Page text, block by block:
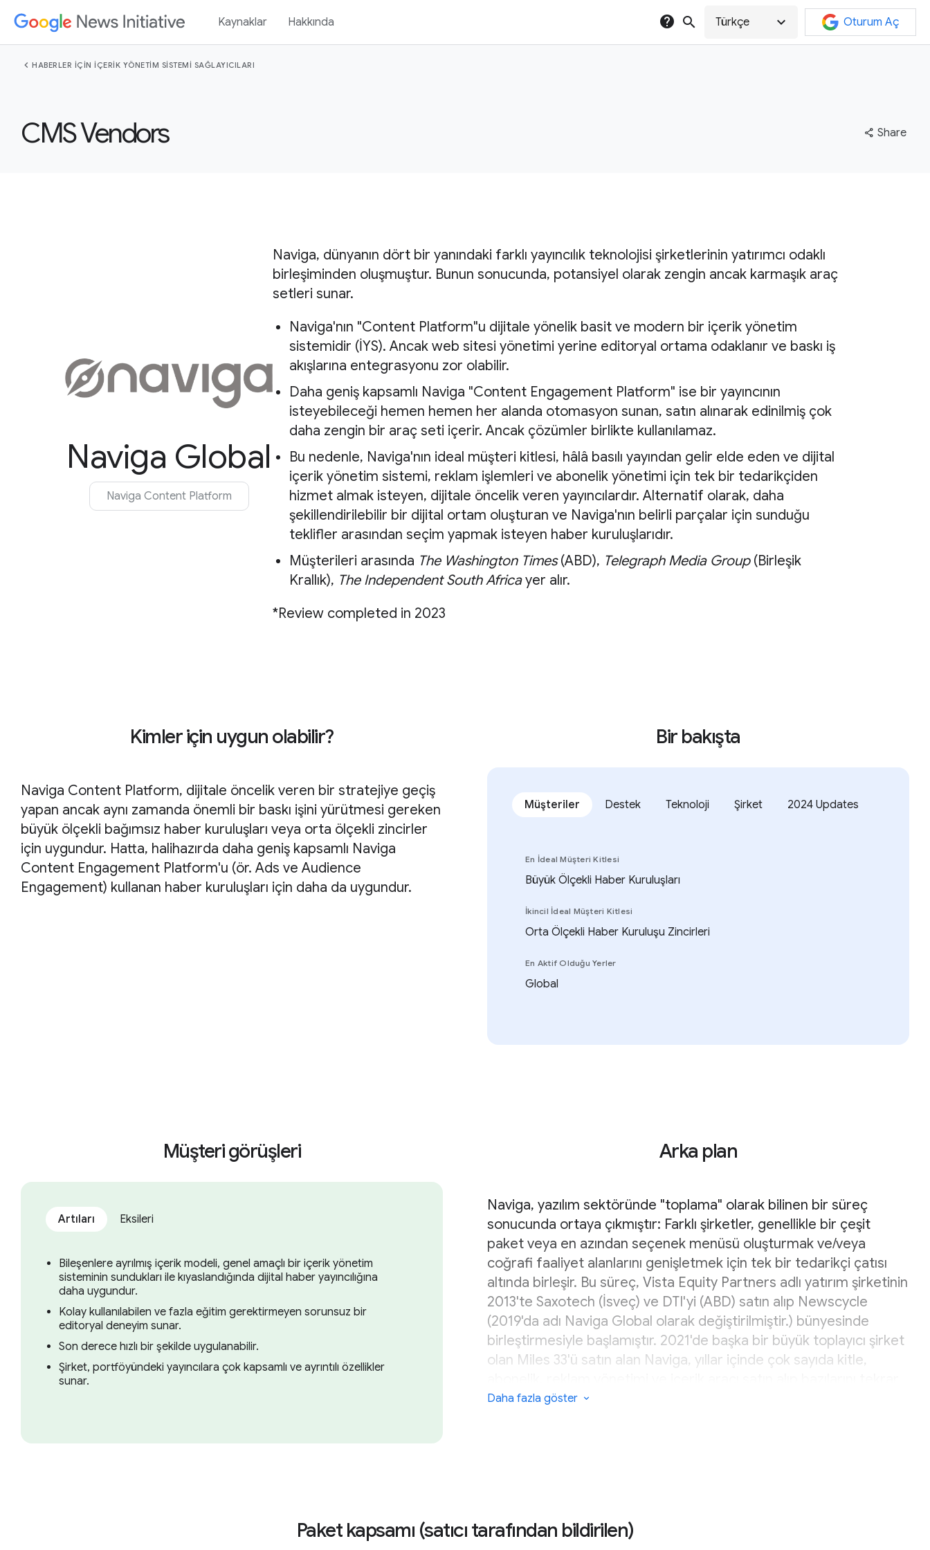
Kaynaklar Hakkında help search Türkçe expand_more Oturum Aç
chevron_left HABERLER IÇIN IÇERIK YÖNETIM SISTEMI SAĞLAYICILARI
CMS Vendors share Share
Naviga Global
Naviga Content Platform
Naviga, dünyanın dört bir yanındaki farklı yayıncılık teknolojisi şirketlerinin yatırımcı odaklı
birleşiminden oluşmuştur. Bunun sonucunda, potansiyel olarak zengin ancak karmaşık araç
setleri sunar.
Naviga'nın "Content Platform"u dijitale yönelik basit ve modern bir içerik yönetim
sistemidir (İYS). Ancak web sitesi yönetimi yerine editoryal ortama odaklanır ve baskı iş
akışlarına entegrasyonu zor olabilir.
Daha geniş kapsamlı Naviga "Content Engagement Platform" ise bir yayıncının
isteyebileceği hemen hemen her alanda otomasyon sunan, satın alınarak edinilmiş çok
daha zengin bir araç seti içerir. Ancak çözümler birlikte kullanılamaz.
Bu nedenle, Naviga'nın ideal müşteri kitlesi, hâlâ basılı yayından gelir elde eden ve dijital
içerik yönetim sistemi, reklam işlemleri ve abonelik yönetimi için tek bir tedarikçiden
hizmet almak isteyen, dijitale öncelik veren yayıncılardır. Alternatif olarak, daha
şekillendirilebilir bir dijital ortam oluşturan ve Naviga'nın belirli parçalar için sunduğu
teklifler arasından seçim yapmak isteyen haber kuruluşlarıdır.
Müşterileri arasında The Washington Times(ABD), Telegraph Media Group(Birleşik
Krallık), The Independent South Africayer alır.
*Review completed in 2023
Kimler için uygun olabilir?
Naviga Content Platform, dijitale öncelik veren bir stratejiye geçiş
yapan ancak aynı zamanda önemli bir baskı işini yürütmesi gereken
büyük ölçekli bağımsız haber kuruluşları veya orta ölçekli zincirler
için uygundur. Hatta, halihazırda daha geniş kapsamlı Naviga
Content Engagement Platform'u (ör. Ads ve Audience
Engagement) kullanan haber kuruluşları için daha da uygundur.
Bir bakışta
Müşteriler Destek Teknoloji Şirket 2024 Updates
En İdeal Müşteri Kitlesi
Büyük Ölçekli Haber Kuruluşları
İkincil İdeal Müşteri Kitlesi
Orta Ölçekli Haber Kuruluşu Zincirleri
En Aktif Olduğu Yerler
Global
Müşteri görüşleri
Artıları Eksileri
Bileşenlere ayrılmış içerik modeli, genel amaçlı bir içerik yönetim
sisteminin sundukları ile kıyaslandığında dijital haber yayıncılığına
daha uygundur.
Kolay kullanılabilen ve fazla eğitim gerektirmeyen sorunsuz bir
editoryal deneyim sunar.
Son derece hızlı bir şekilde uygulanabilir.
Şirket, portföyündeki yayıncılara çok kapsamlı ve ayrıntılı özellikler
sunar.
Arka plan
Naviga, yazılım sektöründe "toplama" olarak bilinen bir süreç
sonucunda ortaya çıkmıştır: Farklı şirketler, genellikle bir çeşit
paket veya en azından seçenek menüsü oluşturmak ve/veya
coğrafi faaliyet alanlarını genişletmek için tek bir tedarikçi çatısı
altında birleşir. Bu süreç, Vista Equity Partners adlı yatırım şirketinin
2013'te Saxotech (İsveç) ve DTI'yi (ABD) satın alıp Newscycle
(2019'da adı Naviga Global olarak değiştirilmiştir.) bünyesinde
birleştirmesiyle başlamıştır. 2021'de başka bir büyük toplayıcı şirket
olan Miles 33'ü satın alan Naviga, yıllar içinde çok sayıda kitle,
satmıştır.
Naviga'nın daha geniş kapsamlı Content Engagement Platform'u
Daha fazla göster
Paket kapsamı (satıcı tarafından bildirilen)